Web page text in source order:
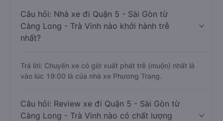
Câu hỏi: Nhà xe đi Quận 5 - Sài Gòn từ
Càng Long - Trà Vinh nào khởi hành trễ
nhất?
Trả lời: Chuyến xe có giờ xuất phát trễ (muộn) nhất là
vào lúc 19:00 là của nhà xe Phương Trang.
Câu hỏi: Review xe đi Quận 5 - Sài Gòn từ
Càng Long - Trà Vinh nào có chất lượng